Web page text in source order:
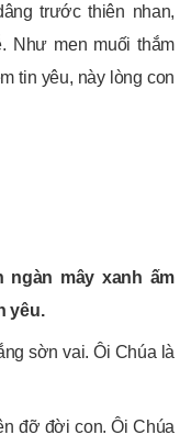
trước thiên nhan,
Như men muối thắm
tin yêu, này lòng con
mây xanh ấm
yêu.
sờn vai. Ôi Chúa là
đỡ đời con. Ôi Chúa